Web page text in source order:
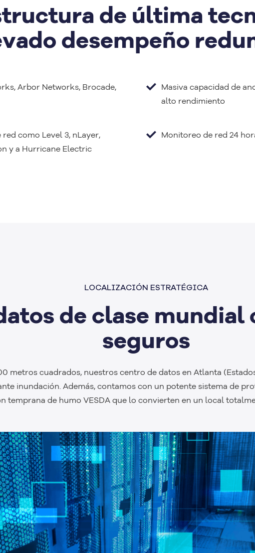
de última
desempeño
Arbor Networks, Brocade,
Masiva capacidad de
alto rendimiento
como Level 3, nLayer,
y a Hurricane Electric
Monitoreo de red 24
LOCALIZACIÓN ESTRATÉGICA
de clase
seguros
metros cuadrados, nuestros centro de datos en Atlanta
inundación. Además, contamos con un potente sistema de
temprana de humo VESDA que lo convierten en un local